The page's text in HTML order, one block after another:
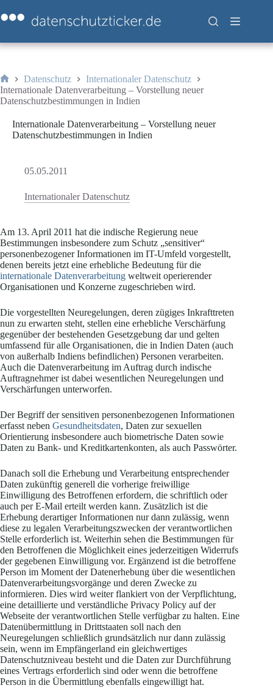
Inhalt
springen
Start
Datenschutz
Internationaler Datenschutz
Internationale Datenverarbeitung – Vorstellung neuer
Datenschutzbestimmungen in Indien
Internationale Datenverarbeitung – Vorstellung neuer
Datenschutzbestimmungen in Indien
05.05.2011
Internationaler Datenschutz
Am 13. April 2011 hat die indische Regierung neue
Bestimmungen insbesondere zum Schutz „sensitiver“
personenbezogener Informationen im IT-Umfeld vorgestellt,
denen bereits jetzt eine erhebliche Bedeutung für die
internationale Datenverarbeitung weltweit operierender
Organisationen und Konzerne zugeschrieben wird.
Die vorgestellten Neuregelungen, deren zügiges Inkrafttreten
nun zu erwarten steht, stellen eine erhebliche Verschärfung
gegenüber der bestehenden Gesetzgebung dar und gelten
umfassend für alle Organisationen, die in Indien Daten (auch
von außerhalb Indiens befindlichen) Personen verarbeiten.
Auch die Datenverarbeitung im Auftrag durch indische
Auftragnehmer ist dabei wesentlichen Neuregelungen und
Verschärfungen unterworfen.
Der Begriff der sensitiven personenbezogenen Informationen
erfasst neben Gesundheitsdaten, Daten zur sexuellen
Orientierung insbesondere auch biometrische Daten sowie
Daten zu Bank- und Kreditkartenkonten, als auch Passwörter.
Danach soll die Erhebung und Verarbeitung entsprechender
Daten zukünftig generell die vorherige freiwillige
Einwilligung des Betroffenen erfordern, die schriftlich oder
auch per E-Mail erteilt werden kann. Zusätzlich ist die
Erhebung derartiger Informationen nur dann zulässig, wenn
diese zu legalen Verarbeitungszwecken der verantwortlichen
Stelle erforderlich ist. Weiterhin sehen die Bestimmungen für
den Betroffenen die Möglichkeit eines jederzeitigen Widerrufs
der gegebenen Einwilligung vor. Ergänzend ist die betroffene
Person im Moment der Datenerhebung über die wesentlichen
Datenverarbeitungsvorgänge und deren Zwecke zu
informieren. Dies wird weiter flankiert von der Verpflichtung,
eine detaillierte und verständliche Privacy Policy auf der
Webseite der verantwortlichen Stelle verfügbar zu halten. Eine
Datenübermittlung in Drittstaaten soll nach den
Neuregelungen schließlich grundsätzlich nur dann zulässig
sein, wenn im Empfängerland ein gleichwertiges
Datenschutzniveau besteht und die Daten zur Durchführung
eines Vertrags erforderlich sind oder wenn die betroffene
Person in die Übermittlung ebenfalls eingewilligt hat.